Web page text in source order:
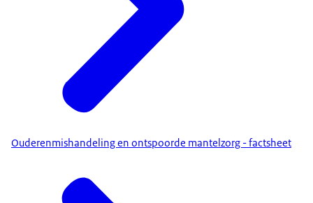
Ouderenmishandeling en ontspoorde mantelzorg - factsheet